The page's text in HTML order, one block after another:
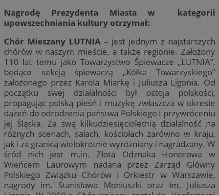
Nagrodę Prezydenta Miasta w kategorii
upowszechniania kultury otrzymał:
Chór Mieszany LUTNIA– jest jednym z najstarszych
chórów w naszym mieście, a także regionie. Założony
110 lat temu jako Towarzystwo Śpiewacze „LUTNIA”,
będące sekcją śpiewaczą „Kółka Towarzyskiego”
założonego przez Karola Miarkę i Juliusza Ligonia. Od
początku swej działalności był ostoja polskości,
propagując polską pieśń i muzykę zwłaszcza w okresie
dążeń do odrodzenia państwa Polskiego i przywróceniu
jej Śląska. Za swą kilkudziesięcioletnią działalność na
różnych scenach, salach, kościołach zarówno w kraju,
jak i za granicą wielokrotnie wyróżniany i nagradzany. W
śród nich jest m.in. Złota Odznaka Honorowa w
Wieńcem Laurowym nadana przez Zarząd Główny
Polskiego Związku Chórów i Orkiestr w Warszawie,
nagrody im. Stanisława Moniuszki oraz im. Juliusza